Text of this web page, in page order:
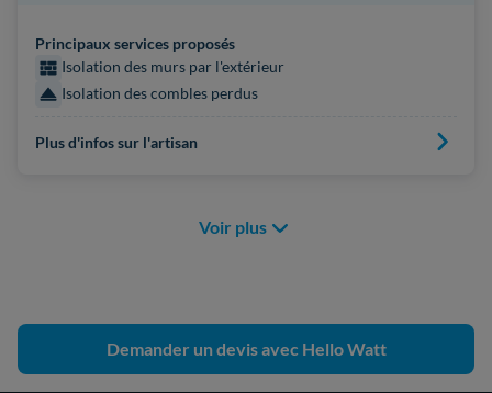
Principaux services proposés
Isolation des murs par l'extérieur
Isolation des combles perdus
Plus d'infos sur l'artisan
Voir plus
Demander un devis avec Hello Watt